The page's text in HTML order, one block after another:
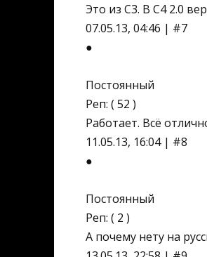
Это из С3. В С4 2.0
07.05.13, 04:46 | #7
●
Постоянный
Реп: ( 52 )
Работает. Всё
11.05.13, 16:04 | #8
●
Постоянный
Реп: ( 2 )
А почему нету на